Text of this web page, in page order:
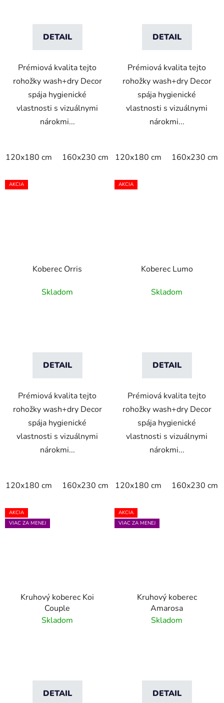
DETAIL
Prémiová kvalita tejto
rohožky wash+dry Decor
spája hygienické
vlastnosti s vizuálnymi
nárokmi...
120x180 cm 160x230 cm 200x290 cm
DETAIL
Prémiová kvalita tejto
rohožky wash+dry Decor
spája hygienické
vlastnosti s vizuálnymi
nárokmi...
120x180 cm 160x230 cm
AKCIA
Koberec Orris
Skladom
DETAIL
Prémiová kvalita tejto
rohožky wash+dry Decor
spája hygienické
vlastnosti s vizuálnymi
nárokmi...
120x180 cm 160x230 cm 200x290 cm
AKCIA
Koberec Lumo
Skladom
DETAIL
Prémiová kvalita tejto
rohožky wash+dry Decor
spája hygienické
vlastnosti s vizuálnymi
nárokmi...
120x180 cm 160x230 cm
AKCIA
VIAC ZA MENEJ
Kruhový koberec Koi
Couple
Skladom
DETAIL
AKCIA
VIAC ZA MENEJ
Kruhový koberec
Amarosa
Skladom
DETAIL